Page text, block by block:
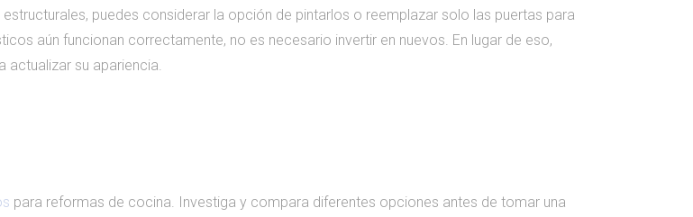
puedes considerar la opción de pintarlos o reemplazar solo las puertas para
aún funcionan correctamente, no es necesario invertir en nuevos. En lugar de eso,
su apariencia.
para reformas de cocina. Investiga y compara diferentes opciones antes de tomar una